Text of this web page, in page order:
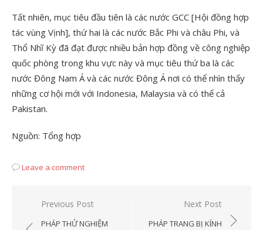
Tất nhiên, mục tiêu đầu tiên là các nước GCC [Hội đồng hợp
tác vùng Vịnh], thứ hai là các nước Bắc Phi và châu Phi, và
Thổ Nhĩ Kỳ đã đạt được nhiều bản hợp đồng về công nghiệp
quốc phòng trong khu vực này và mục tiêu thứ ba là các
nước Đông Nam Á và các nước Đông Á nơi có thể nhìn thấy
những cơ hội mới với Indonesia, Malaysia và có thể cả
Pakistan.
Nguồn: Tổng hợp
Leave a comment
Post
navigation
Previous Post
PHÁP THỬ NGHIỆM
Next Post
PHÁP TRANG BỊ KÍNH